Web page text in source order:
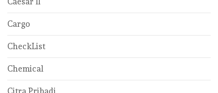
Cargo
CheckList
Chemical